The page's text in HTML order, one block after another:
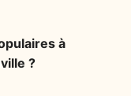
à
?